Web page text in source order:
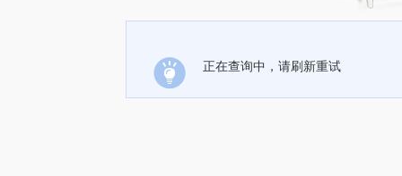
正在查询中，请刷新重试